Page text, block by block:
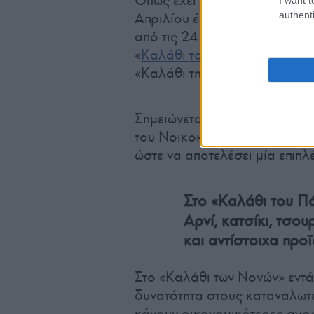
Απριλίου έως και τις 4
από τις 24 Απριλίου έως και
«Καλάθι του Πάσχα
».
«Καλάθι της Σαρακοστής».
Σημειώνεται ότι το «Καλάθι
του Νοικοκυριού», καθώς
ώστε να αποτελέσει μία
Στο «Καλάθι του
Αρνί, κατσίκι,
και αντίστοιχα
Στο «Καλάθι των Νονών»
δυνατότητα στους